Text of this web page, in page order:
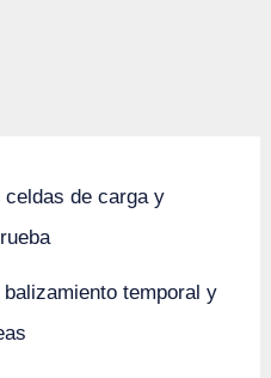
de carga y
temporal y